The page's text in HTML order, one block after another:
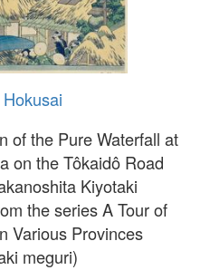
of the Pure Waterfall at
on the Tôkaidô Road
Kiyotaki
the series A Tour of
Various Provinces
meguri)